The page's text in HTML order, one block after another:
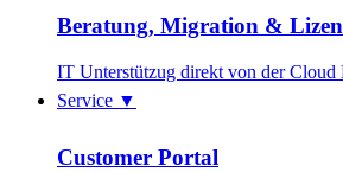
Beratung, Migration &
IT Unterstützug direkt von der Cloud
Service ▼
Customer Portal